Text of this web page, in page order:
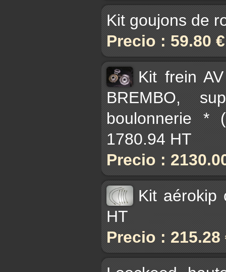
Kit goujons de
Precio : 59.80
Kit frein
BREMBO,
boulonnerie *
1780.94 HT
Precio :
Kit aérokip
HT
Precio : 215.28